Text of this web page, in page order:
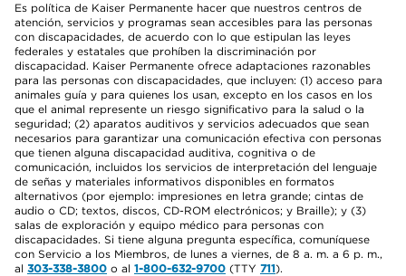
Es política de Kaiser Permanente hacer que nuestros centros de
atención, servicios y programas sean accesibles para las personas
con discapacidades, de acuerdo con lo que estipulan las leyes
federales y estatales que prohíben la discriminación por
discapacidad. Kaiser Permanente ofrece adaptaciones razonables
para las personas con discapacidades, que incluyen: (1) acceso para
animales guía y para quienes los usan, excepto en los casos en los
que el animal represente un riesgo significativo para la salud o la
seguridad; (2) aparatos auditivos y servicios adecuados que sean
necesarios para garantizar una comunicación efectiva con personas
que tienen alguna discapacidad auditiva, cognitiva o de
comunicación, incluidos los servicios de interpretación del lenguaje
de señas y materiales informativos disponibles en formatos
alternativos (por ejemplo: impresiones en letra grande; cintas de
audio o CD; textos, discos, CD-ROM electrónicos; y Braille); y (3)
salas de exploración y equipo médico para personas con
discapacidades. Si tiene alguna pregunta específica, comuníquese
con Servicio a los Miembros, de lunes a viernes, de 8 a. m. a 6 p. m.,
al 303-338-3800 o al 1-800-632-9700 (TTY 711).